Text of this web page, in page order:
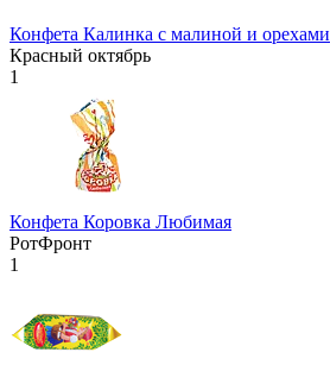
Конфета Калинка с малиной и орехами
Красный октябрь
1
Конфета Коровка Любимая
РотФронт
1